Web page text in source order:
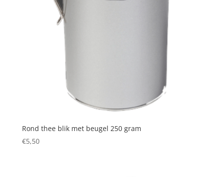
Rond thee blik met beugel 250 gram
€5,50